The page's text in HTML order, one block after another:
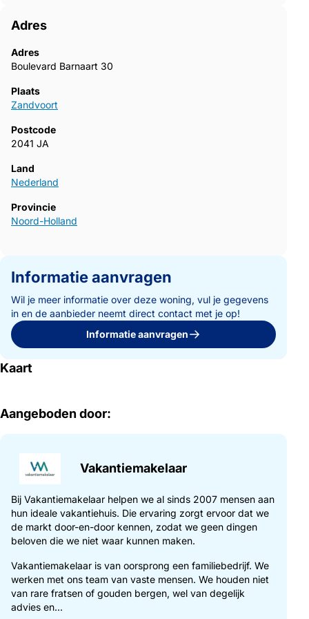
Adres
Adres
Boulevard Barnaart 30
Plaats
Zandvoort
Postcode
2041 JA
Land
Nederland
Provincie
Noord-Holland
Informatie aanvragen
Wil je meer informatie over deze woning, vul je gegevens
in en de aanbieder neemt direct contact met je op!
Informatie aanvragen
Kaart
Aangeboden door:
Vakantiemakelaar
Bij Vakantiemakelaar helpen we al sinds 2007 mensen aan
hun ideale vakantiehuis. Die ervaring zorgt ervoor dat we
de markt door-en-door kennen, zodat we geen dingen
beloven die we niet waar kunnen maken.
Vakantiemakelaar is van oorsprong een familiebedrijf. We
werken met ons team van vaste mensen. We houden niet
van rare fratsen of gouden bergen, wel van degelijk
advies en...